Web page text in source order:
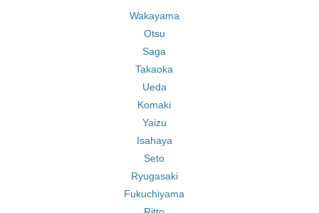
Wakayama
Otsu
Saga
Takaoka
Ueda
Komaki
Yaizu
Isahaya
Seto
Ryugasaki
Fukuchiyama